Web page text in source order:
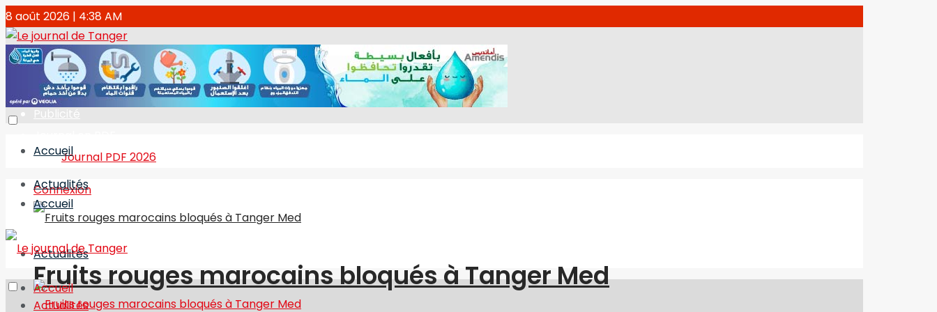
8 août 2026 | 4:38 AM
Directeur de publication : Abdelhak BAKHAT
Comité éditorial
Contact
Publicité
Journal PDF 2026
Connexion
Accueil
Actualités
Fruits rouges marocains bloqués à Tanger Med
Accueil
Actualités
Accueil
Actualités